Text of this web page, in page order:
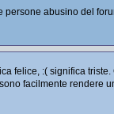
persone abusino del
felice, :( significa
facilmente rendere